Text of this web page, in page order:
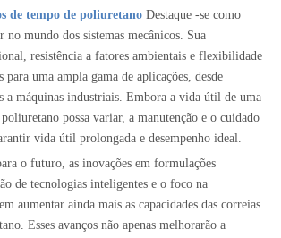
de tempo de poliuretano Destaque -se como
no mundo dos sistemas mecânicos. Sua
resistência a fatores ambientais e flexibilidade
para uma ampla gama de aplicações, desde
a máquinas industriais. Embora a vida útil de uma
possa variar, a manutenção e o cuidado
vida útil prolongada e desempenho ideal.
o futuro, as inovações em formulações
de tecnologias inteligentes e o foco na
aumentar ainda mais as capacidades das correias
Esses avanços não apenas melhorarão a